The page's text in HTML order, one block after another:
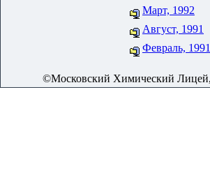
Март, 1992
Август, 1991
Февраль, 1991
©Московский Химический Лицей,